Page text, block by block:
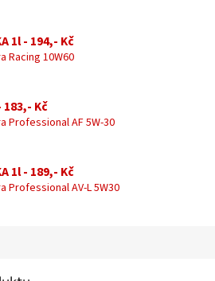
1l - 194,- Kč
Racing 10W60
183,- Kč
Professional AF 5W-30
1l - 189,- Kč
Professional AV-L 5W30